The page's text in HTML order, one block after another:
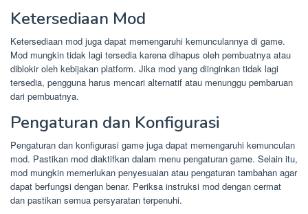
Ketersediaan Mod
Ketersediaan mod juga dapat memengaruhi kemunculannya di game.
Mod mungkin tidak lagi tersedia karena dihapus oleh pembuatnya atau
diblokir oleh kebijakan platform. Jika mod yang diinginkan tidak lagi
tersedia, pengguna harus mencari alternatif atau menunggu pembaruan
dari pembuatnya.
Pengaturan dan Konfigurasi
Pengaturan dan konfigurasi game juga dapat memengaruhi kemunculan
mod. Pastikan mod diaktifkan dalam menu pengaturan game. Selain itu,
mod mungkin memerlukan penyesuaian atau pengaturan tambahan agar
dapat berfungsi dengan benar. Periksa instruksi mod dengan cermat
dan pastikan semua persyaratan terpenuhi.